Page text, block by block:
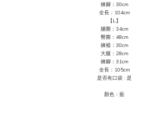
褲腳：30cm
全長：104cm
【L】
腰圍：34cm
臀圍：48cm
褲襠：30cm
大腿：28cm
褲腳：31cm
全長：105cm
是否有口袋 : 是
顏色：藍